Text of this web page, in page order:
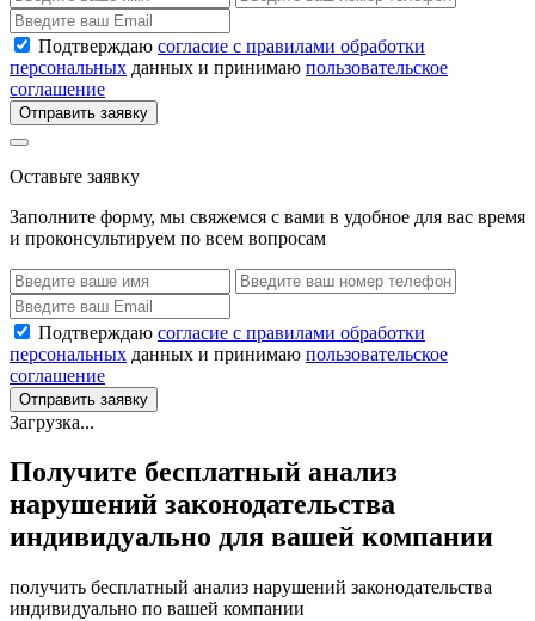
Подтверждаю согласие с правилами обработки
персональных данных и принимаю пользовательское
соглашение
Отправить заявку
Оставьте заявку
Заполните форму, мы свяжемся с вами в удобное для вас время
и проконсультируем по всем вопросам
Подтверждаю согласие с правилами обработки
персональных данных и принимаю пользовательское
соглашение
Отправить заявку
Загрузка...
Получите бесплатный анализ
нарушений законодательства
индивидуально для вашей компании
получить бесплатный анализ нарушений законодательства
индивидуально по вашей компании